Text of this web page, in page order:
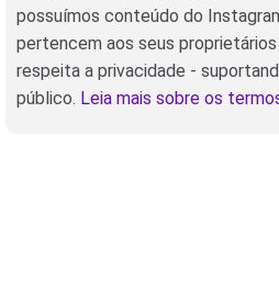
possuímos conteúdo do
pertencem aos seus proprietários
respeita a privacidade -
público. Leia mais sobre os